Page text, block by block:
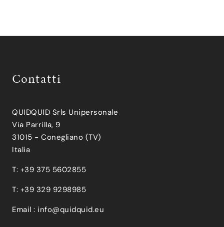
Contatti
QUIDQUID Srls Unipersonale
Via Parrilla, 9
31015 - Conegliano (TV)
Italia
T: +39 375 5602855
T: +39 329 9298985
Email : info@quidquid.eu